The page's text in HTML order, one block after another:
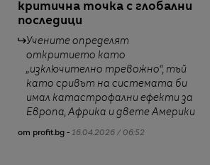
критична точка с глобални
последици
Учените определят
откритието като
„изключително тревожно“, тъй
като сривът на системата би
имал катастрофални ефекти за
Европа, Африка и двете Америки
от profit.bg - 16.04.2026 / 06:52